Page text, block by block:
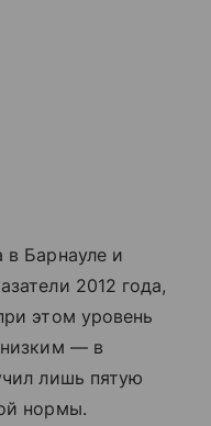
в Барнауле и
2012 года,
этом уровень
низким — в
лишь пятую
нормы.